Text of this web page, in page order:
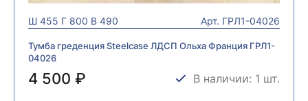
Ш 455 Г 800 В 490 Арт. ГРЛ1-04026
Тумба греденция Steelcase ЛДСП Ольха Франция ГРЛ1-
04026
4 500 ₽ В наличии: 1 шт.